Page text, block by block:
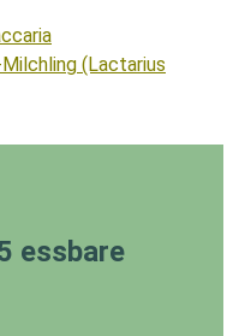
(Lactarius
essbare